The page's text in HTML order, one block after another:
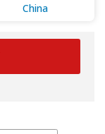
China